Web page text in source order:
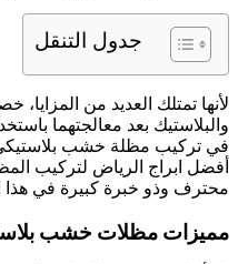
جدول التنقل
لأنها تمتلك العديد من
والبلاستيك بعد معالجتهما
في تركيب مظلة خشب
أفضل ابراج الرياض لتركيب
محترف وذو خبرة كبيرة في هذا
مميزات مظلات خشب